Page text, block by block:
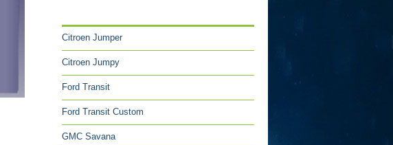
Citroen Jumper
Citroen Jumpy
Ford Transit
Ford Transit Custom
GMC Savana